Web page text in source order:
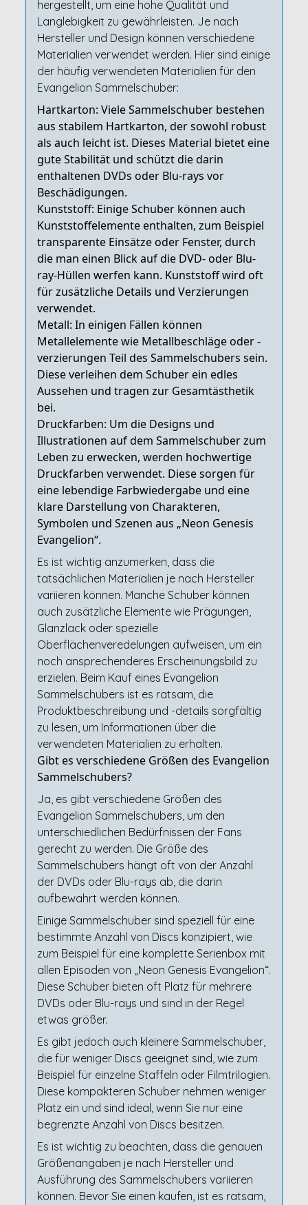
hergestellt, um eine hohe Qualität und
Langlebigkeit zu gewährleisten. Je nach
Hersteller und Design können verschiedene
Materialien verwendet werden. Hier sind einige
der häufig verwendeten Materialien für den
Evangelion Sammelschuber:
Hartkarton: Viele Sammelschuber bestehen
aus stabilem Hartkarton, der sowohl robust
als auch leicht ist. Dieses Material bietet eine
gute Stabilität und schützt die darin
enthaltenen DVDs oder Blu-rays vor
Beschädigungen.
Kunststoff: Einige Schuber können auch
Kunststoffelemente enthalten, zum Beispiel
transparente Einsätze oder Fenster, durch
die man einen Blick auf die DVD- oder Blu-
ray-Hüllen werfen kann. Kunststoff wird oft
für zusätzliche Details und Verzierungen
verwendet.
Metall: In einigen Fällen können
Metallelemente wie Metallbeschläge oder -
verzierungen Teil des Sammelschubers sein.
Diese verleihen dem Schuber ein edles
Aussehen und tragen zur Gesamtästhetik
bei.
Druckfarben: Um die Designs und
Illustrationen auf dem Sammelschuber zum
Leben zu erwecken, werden hochwertige
Druckfarben verwendet. Diese sorgen für
eine lebendige Farbwiedergabe und eine
klare Darstellung von Charakteren,
Symbolen und Szenen aus „Neon Genesis
Evangelion“.
Es ist wichtig anzumerken, dass die
tatsächlichen Materialien je nach Hersteller
variieren können. Manche Schuber können
auch zusätzliche Elemente wie Prägungen,
Glanzlack oder spezielle
Oberflächenveredelungen aufweisen, um ein
noch ansprechenderes Erscheinungsbild zu
erzielen. Beim Kauf eines Evangelion
Sammelschubers ist es ratsam, die
Produktbeschreibung und -details sorgfältig
zu lesen, um Informationen über die
verwendeten Materialien zu erhalten.
Gibt es verschiedene Größen des Evangelion
Sammelschubers?
Ja, es gibt verschiedene Größen des
Evangelion Sammelschubers, um den
unterschiedlichen Bedürfnissen der Fans
gerecht zu werden. Die Größe des
Sammelschubers hängt oft von der Anzahl
der DVDs oder Blu-rays ab, die darin
aufbewahrt werden können.
Einige Sammelschuber sind speziell für eine
bestimmte Anzahl von Discs konzipiert, wie
zum Beispiel für eine komplette Serienbox mit
allen Episoden von „Neon Genesis Evangelion“.
Diese Schuber bieten oft Platz für mehrere
DVDs oder Blu-rays und sind in der Regel
etwas größer.
Es gibt jedoch auch kleinere Sammelschuber,
die für weniger Discs geeignet sind, wie zum
Beispiel für einzelne Staffeln oder Filmtrilogien.
Diese kompakteren Schuber nehmen weniger
Platz ein und sind ideal, wenn Sie nur eine
begrenzte Anzahl von Discs besitzen.
Es ist wichtig zu beachten, dass die genauen
Größenangaben je nach Hersteller und
Ausführung des Sammelschubers variieren
können. Bevor Sie einen kaufen, ist es ratsam,